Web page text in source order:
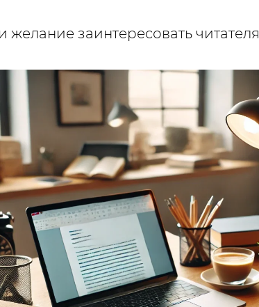
желание заинтересовать